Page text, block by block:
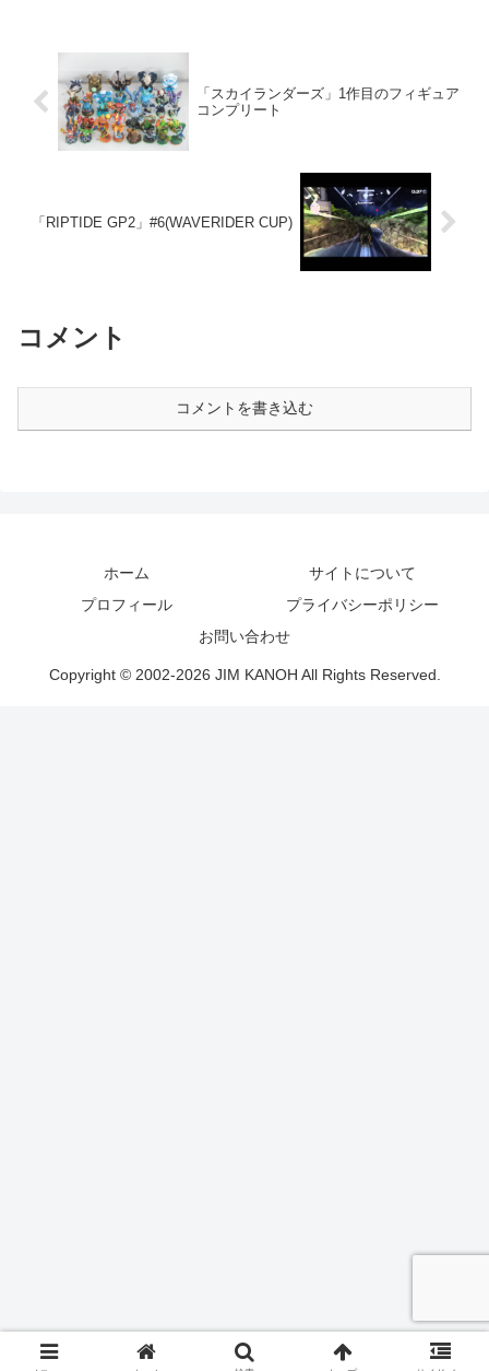
「スカイランダーズ」1作目のフィギュア
コンプリート
「RIPTIDE GP2」#6(WAVERIDER CUP)
コメント
コメントを書き込む
ホーム
サイトについて
プロフィール
プライバシーポリシー
お問い合わせ
Copyright © 2002-2026 JIM KANOH All Rights Reserved.